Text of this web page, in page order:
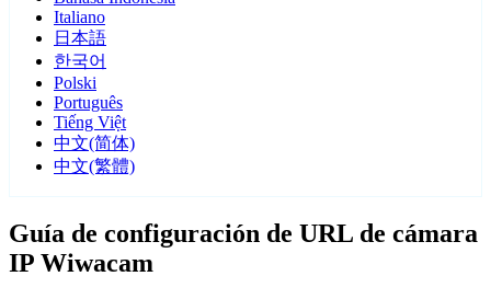
Italiano
日本語
한국어
Polski
Português
Tiếng Việt
中文(简体)
中文(繁體)
Guía de configuración de URL de cámara
IP Wiwacam